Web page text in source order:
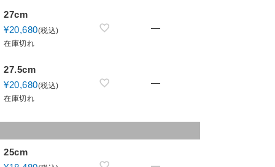
27cm
¥20,680 税込
在庫切れ
—
27.5cm
¥20,680 税込
在庫切れ
—
25cm